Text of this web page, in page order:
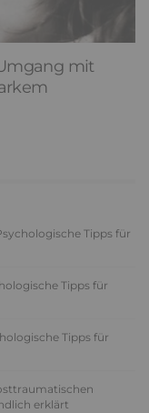
mit
Tipps für
Tipps für
Tipps für
erklärt